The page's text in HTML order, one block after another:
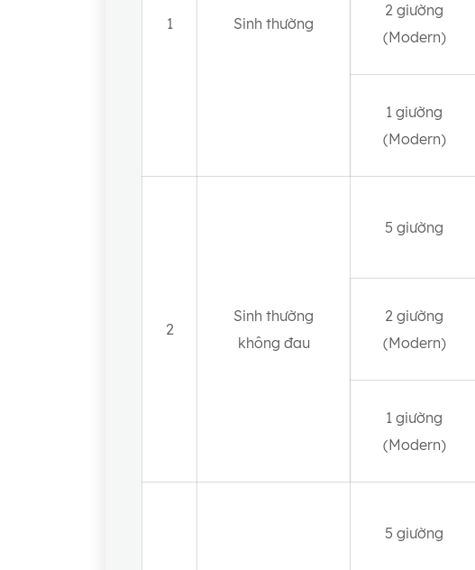
1 Sinh thường
2 giường
(Modern)
1 giường
(Modern)
2
Sinh thường
không đau
5 giường
2 giường
(Modern)
1 giường
(Modern)
5 giường